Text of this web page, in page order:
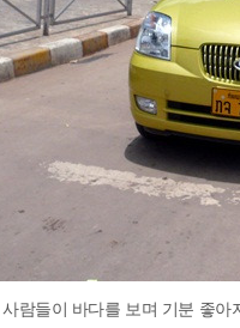
람들이 바다를 보며 기분 좋